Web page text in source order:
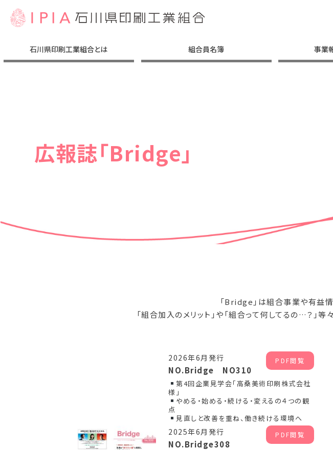
石川県印刷工業組合とは 組合員名簿 事業
広報誌「Bridge」
「Bridge」は組合事業や有益
「組合加入のメリット」や「組合って何してるの…？」
2026年6月発行
NO.Bridge NO310
第4回企業見学会「高桑美術印刷株式会社
様」
やめる・始める・続ける・変えるの４つの観
点
見直しと改善を重ね、働き続ける環境へ
PDF閲覧
2025年6月発行
NO.Bridge308
PDF閲覧